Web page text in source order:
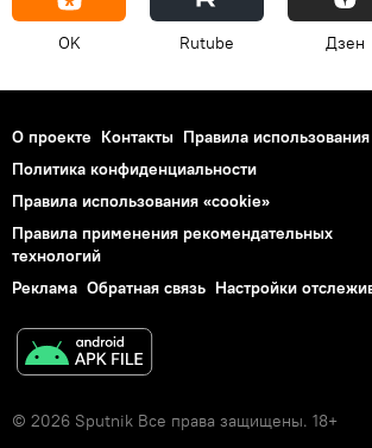
OK Rutube Дзен
О проекте Контакты Правила использования
Политика конфиденциальности
Правила использования «cookie»
Правила применения рекомендательных
технологий
Реклама Обратная связь Настройки
© 2026 Sputnik Все права защищены. 18+